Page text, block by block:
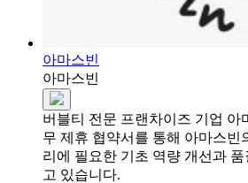
아마스빈
아마스빈
버블티 전문 프랜차이즈 기업 아
무 제휴 협약서를 통해 아마스빈
리에 필요한 기초 역량 개선과
고 있습니다.